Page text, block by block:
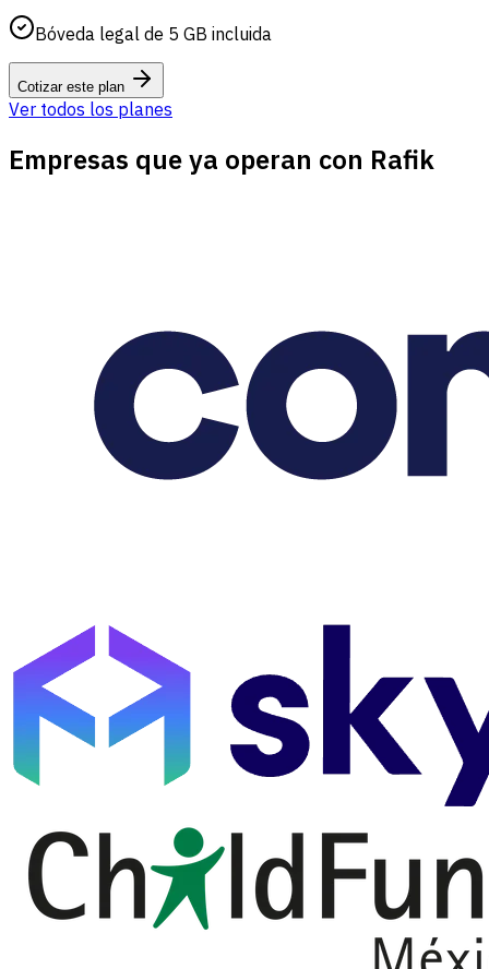
Bóveda legal de 5 GB incluida
Cotizar este plan
Ver todos los planes
Empresas que ya operan con Rafik